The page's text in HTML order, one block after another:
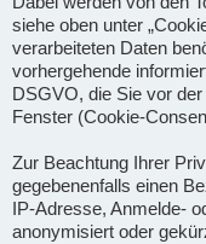
siehe oben unter
verarbeiteten Daten
vorhergehende
DSGVO, die Sie vor
Fenster (Cookie-
Zur Beachtung Ihrer
gegebenenfalls einen
IP-Adresse, Anmelde-
anonymisiert oder